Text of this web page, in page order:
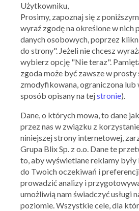
-20% na drugi, oznaczony
bezpośredni
16.10.2025 -
Skorzystaj z
Użytkowniku,
Prosimy, zapoznaj się z
wyraź zgodę na określone w nich
danych osobowych, poprzez
do strony". Jeżeli nie chcesz
wybierz opcję "Nie teraz".
zgoda może być zawsze w prosty
zmodyfikowana, ograniczona lub
sposób opisany na tejstronie).
Dane, o których mowa, to dane
przez nas w związku z
niniejszej strony internetowej,
Grupa Blix Sp. z o.o. Dane te
to, aby wyświetlane reklamy
do Twoich oczekiwań i
prowadzić analizy i
umożliwią nam świadczyć usługi
poziomie. Wszystkie cele, dla